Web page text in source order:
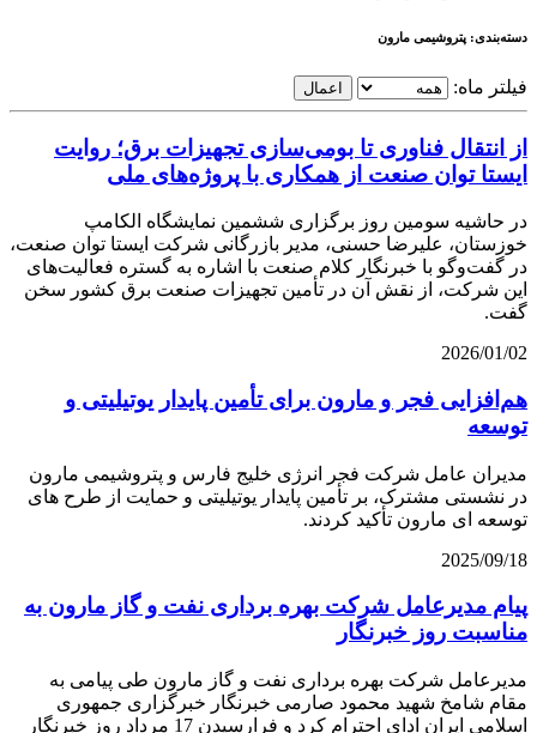
دسته‌بندی: پتروشیمی مارون
فیلتر ماه: اعمال
از انتقال فناوری تا بومی‌سازی تجهیزات برق؛ روایت
ایستا توان صنعت از همکاری با پروژه‌های ملی
در حاشیه سومین روز برگزاری ششمین نمایشگاه الکامپ
خوزستان، علیرضا حسنی، مدیر بازرگانی شرکت ایستا توان صنعت،
در گفت‌وگو با خبرنگار کلام صنعت با اشاره به گستره فعالیت‌های
این شرکت، از نقش آن در تأمین تجهیزات صنعت برق کشور سخن
گفت.
2026/01/02
هم‌افزايى فجر و مارون براى تأمين پايدار يوتيليتى و
توسعه
مديران عامل شركت فجر انرژى خليج فارس و پتروشيمى مارون
در نشستی مشترک، بر تأمين پايدار يوتيليتی و حمايت از طرح هاى
توسعه اى مارون تأكيد كردند.
2025/09/18
پیام مدیرعامل شركت بهره برداری نفت و گاز مارون به
مناسبت روز خبرنگار
مدیرعامل شرکت بهره برداری نفت و گاز مارون طی پیامی به
مقام شامخ شهید محمود صارمی خبرنگار خبرگزاری جمهوری
اسلامی ایران ادای احترام کرد و فرارسیدن 17 مرداد روز خبرنگار